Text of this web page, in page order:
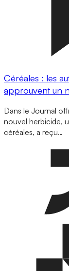
Céréales : les
approuvent un
Dans le Journal
nouvel herbicide,
céréales, a reçu…